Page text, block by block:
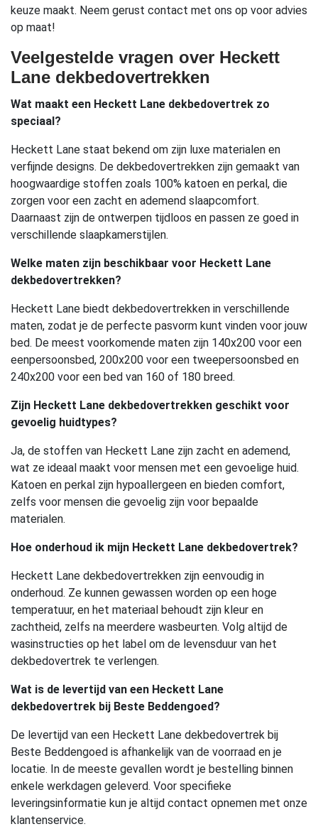
keuze maakt. Neem gerust contact met ons op voor advies
op maat!
Veelgestelde vragen over Heckett
Lane dekbedovertrekken
Wat maakt een Heckett Lane dekbedovertrek zo
speciaal?
Heckett Lane staat bekend om zijn luxe materialen en
verfijnde designs. De dekbedovertrekken zijn gemaakt van
hoogwaardige stoffen zoals 100% katoen en perkal, die
zorgen voor een zacht en ademend slaapcomfort.
Daarnaast zijn de ontwerpen tijdloos en passen ze goed in
verschillende slaapkamerstijlen.
Welke maten zijn beschikbaar voor Heckett Lane
dekbedovertrekken?
Heckett Lane biedt dekbedovertrekken in verschillende
maten, zodat je de perfecte pasvorm kunt vinden voor jouw
bed. De meest voorkomende maten zijn 140x200 voor een
eenpersoonsbed, 200x200 voor een tweepersoonsbed en
240x200 voor een bed van 160 of 180 breed.
Zijn Heckett Lane dekbedovertrekken geschikt voor
gevoelig huidtypes?
Ja, de stoffen van Heckett Lane zijn zacht en ademend,
wat ze ideaal maakt voor mensen met een gevoelige huid.
Katoen en perkal zijn hypoallergeen en bieden comfort,
zelfs voor mensen die gevoelig zijn voor bepaalde
materialen.
Hoe onderhoud ik mijn Heckett Lane dekbedovertrek?
Heckett Lane dekbedovertrekken zijn eenvoudig in
onderhoud. Ze kunnen gewassen worden op een hoge
temperatuur, en het materiaal behoudt zijn kleur en
zachtheid, zelfs na meerdere wasbeurten. Volg altijd de
wasinstructies op het label om de levensduur van het
dekbedovertrek te verlengen.
Wat is de levertijd van een Heckett Lane
dekbedovertrek bij Beste Beddengoed?
De levertijd van een Heckett Lane dekbedovertrek bij
Beste Beddengoed is afhankelijk van de voorraad en je
locatie. In de meeste gevallen wordt je bestelling binnen
enkele werkdagen geleverd. Voor specifieke
leveringsinformatie kun je altijd contact opnemen met onze
klantenservice.